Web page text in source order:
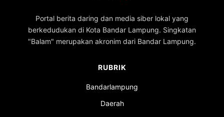
Portal berita daring dan media siber lokal yang
berkedudukan di Kota Bandar Lampung. Singkatan
"Balam" merupakan akronim dari Bandar Lampung.
RUBRIK
Bandarlampung
Daerah